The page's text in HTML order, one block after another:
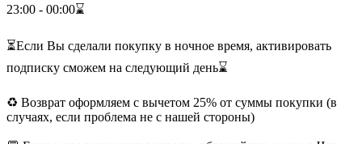
23:00 - 00:00⌛
⏳Если Вы сделали покупку в ночное время, активировать
подписку сможем на следующий день⌛
♻️ Возврат оформляем с вычетом 25% от суммы покупки (в
случаях, если проблема не с нашей стороны)